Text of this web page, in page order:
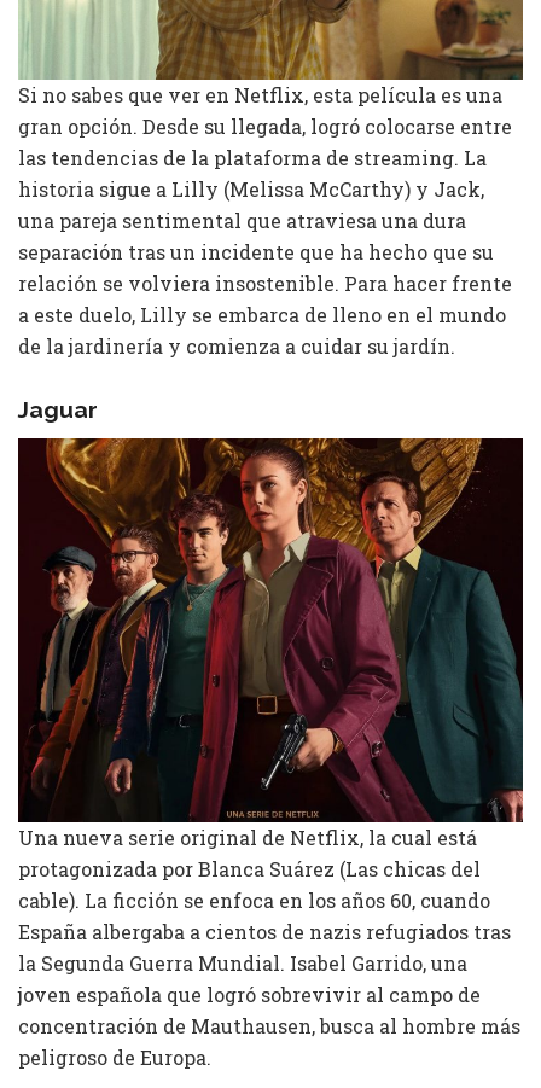
Si no sabes que ver en Netflix, esta película es una
gran opción. Desde su llegada, logró colocarse entre
las tendencias de la plataforma de streaming. La
historia sigue a Lilly (Melissa McCarthy) y Jack,
una pareja sentimental que atraviesa una dura
separación tras un incidente que ha hecho que su
relación se volviera insostenible. Para hacer frente
a este duelo, Lilly se embarca de lleno en el mundo
de la jardinería y comienza a cuidar su jardín.
Jaguar
Una nueva serie original de Netflix, la cual está
protagonizada por Blanca Suárez (Las chicas del
cable). La ficción se enfoca en los años 60, cuando
España albergaba a cientos de nazis refugiados tras
la Segunda Guerra Mundial. Isabel Garrido, una
joven española que logró sobrevivir al campo de
concentración de Mauthausen, busca al hombre más
peligroso de Europa.